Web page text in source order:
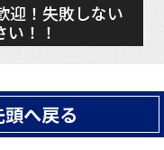
迎！失敗しない
！！
へ戻る